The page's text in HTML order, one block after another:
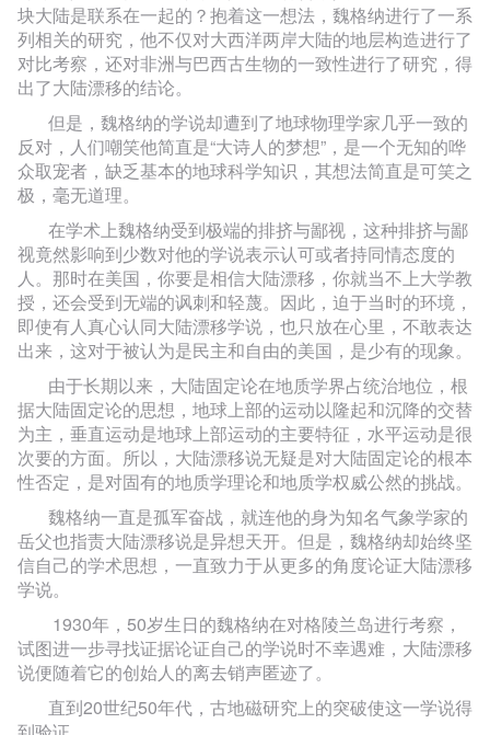
块大陆是联系在一起的？抱着这一想法，魏格纳进行了一系
列相关的研究，他不仅对大西洋两岸大陆的地层构造进行了
对比考察，还对非洲与巴西古生物的一致性进行了研究，得
出了大陆漂移的结论。
但是，魏格纳的学说却遭到了地球物理学家几乎一致的
反对，人们嘲笑他简直是“大诗人的梦想”，是一个无知的哗
众取宠者，缺乏基本的地球科学知识，其想法简直是可笑之
极，毫无道理。
在学术上魏格纳受到极端的排挤与鄙视，这种排挤与鄙
视竟然影响到少数对他的学说表示认可或者持同情态度的
人。那时在美国，你要是相信大陆漂移，你就当不上大学教
授，还会受到无端的讽刺和轻蔑。因此，迫于当时的环境，
即使有人真心认同大陆漂移学说，也只放在心里，不敢表达
出来，这对于被认为是民主和自由的美国，是少有的现象。
由于长期以来，大陆固定论在地质学界占统治地位，根
据大陆固定论的思想，地球上部的运动以隆起和沉降的交替
为主，垂直运动是地球上部运动的主要特征，水平运动是很
次要的方面。所以，大陆漂移说无疑是对大陆固定论的根本
性否定，是对固有的地质学理论和地质学权威公然的挑战。
魏格纳一直是孤军奋战，就连他的身为知名气象学家的
岳父也指责大陆漂移说是异想天开。但是，魏格纳却始终坚
信自己的学术思想，一直致力于从更多的角度论证大陆漂移
学说。
1930年，50岁生日的魏格纳在对格陵兰岛进行考察，
试图进一步寻找证据论证自己的学说时不幸遇难，大陆漂移
说便随着它的创始人的离去销声匿迹了。
直到20世纪50年代，古地磁研究上的突破使这一学说得